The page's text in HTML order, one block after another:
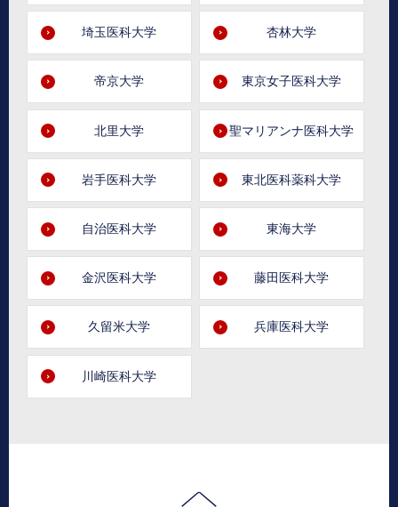
埼玉医科大学 杏林大学
帝京大学 東京女子医科大学
北里大学 聖マリアンナ医科大学
岩手医科大学 東北医科薬科大学
自治医科大学 東海大学
金沢医科大学 藤田医科大学
久留米大学 兵庫医科大学
川崎医科大学